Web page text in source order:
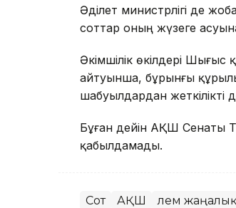
Әділет министрлігі де
соттар оның жүзеге
Әкімшілік өкілдері Шығыс
айтуынша, бұрынғы
шабуылдардан жеткілікті
Бұған дейін АҚШ Сенаты
қабылдамады.
Сот АҚШ Әлем